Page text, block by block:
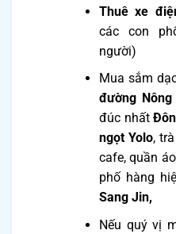
Thuê xe
các con
người)
Mua sắm
đường
đúc nhất
ngọt Yolo,
cafe, quần
phố hàng
Sang Jin,
Nếu quý vị